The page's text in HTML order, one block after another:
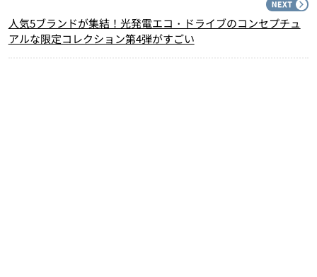
人気5ブランドが集結！光発電エコ・ドライブのコンセプチュ
アルな限定コレクション第4弾がすごい